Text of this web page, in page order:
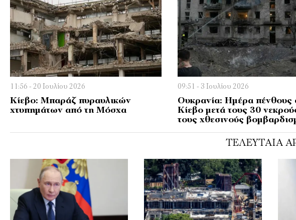
11:56 - 20 Ιουλίου 2026
Κίεβο: Μπαράζ πυραυλικών
χτυπημάτων από τη Μόσχα
09:51 - 3 Ιουλίου 2026
Ουκρανία: Ημέρα πένθους
Κίεβο μετά τους 30
τους χθεσινούς
ΤΕΛΕΥΤΑΊΑ